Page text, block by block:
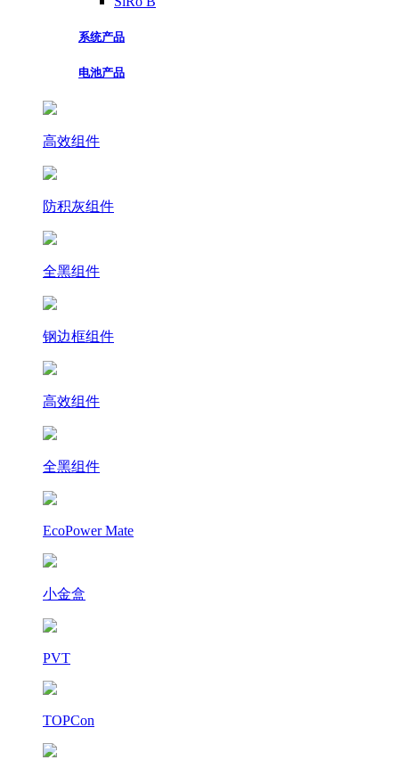
系统产品
电池产品
高效组件
防积灰组件
全黑组件
钢边框组件
高效组件
全黑组件
EcoPower Mate
小金盒
PVT
TOPCon